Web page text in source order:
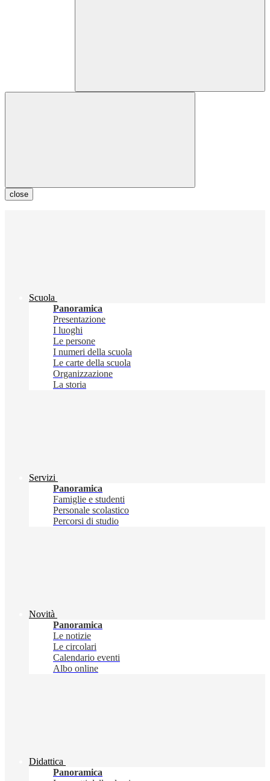
close
Scuola
Panoramica
Presentazione
I luoghi
Le persone
I numeri della scuola
Le carte della scuola
Organizzazione
La storia
Servizi
Panoramica
Famiglie e studenti
Personale scolastico
Percorsi di studio
Novità
Panoramica
Le notizie
Le circolari
Calendario eventi
Albo online
Didattica
Panoramica